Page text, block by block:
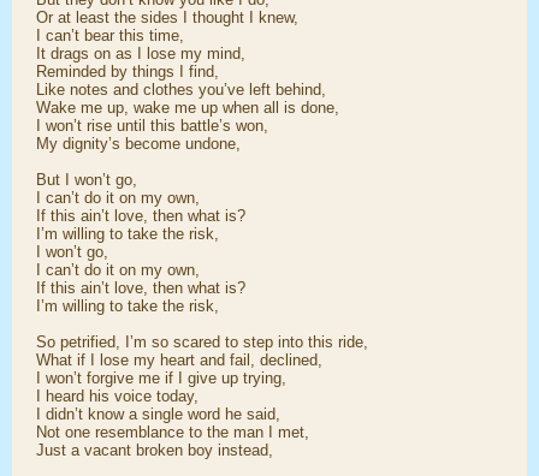
Or at least the sides I thought I knew,
I can’t bear this time,
It drags on as I lose my mind,
Reminded by things I find,
Like notes and clothes you’ve left behind,
Wake me up, wake me up when all is done,
I won’t rise until this battle’s won,
My dignity’s become undone,
But I won’t go,
I can’t do it on my own,
If this ain’t love, then what is?
I’m willing to take the risk,
I won’t go,
I can’t do it on my own,
If this ain’t love, then what is?
I’m willing to take the risk,
So petrified, I’m so scared to step into this ride,
What if I lose my heart and fail, declined,
I won’t forgive me if I give up trying,
I heard his voice today,
I didn’t know a single word he said,
Not one resemblance to the man I met,
Just a vacant broken boy instead,